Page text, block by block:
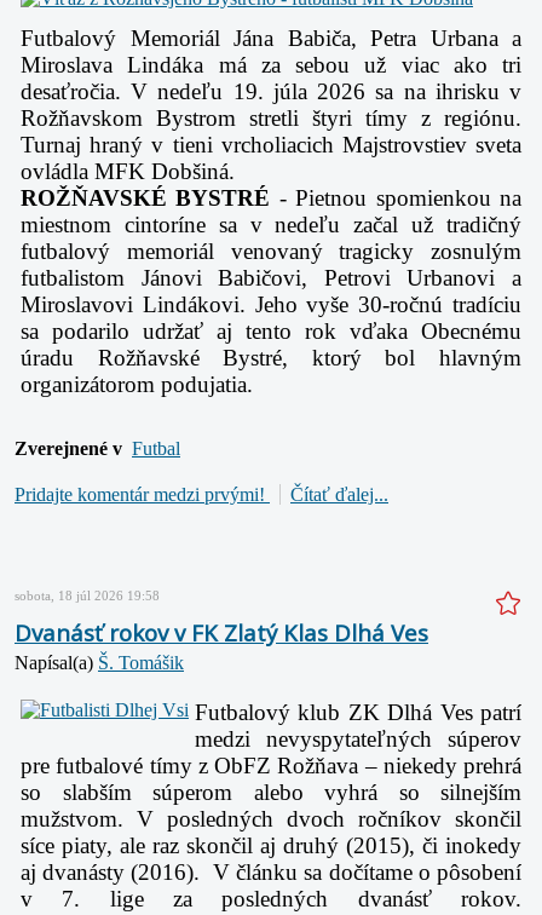
Futbalový Memoriál Jána Babiča, Petra Urbana a
Miroslava Lindáka má za sebou už viac ako tri
desaťročia. V nedeľu 19. júla 2026 sa na ihrisku v
Rožňavskom Bystrom stretli štyri tímy z regiónu.
Turnaj hraný v tieni vrcholiacich Majstrovstiev sveta
ovládla MFK Dobšiná.
ROŽŇAVSKÉ BYSTRÉ - Pietnou spomienkou na
miestnom cintoríne sa v nedeľu začal už tradičný
futbalový memoriál venovaný tragicky zosnulým
futbalistom Jánovi Babičovi, Petrovi Urbanovi a
Miroslavovi Lindákovi. Jeho vyše 30-ročnú tradíciu
sa podarilo udržať aj tento rok vďaka Obecnému
úradu Rožňavské Bystré, ktorý bol hlavným
organizátorom podujatia.
Zverejnené v Futbal
Pridajte komentár medzi prvými! Čítať ďalej...
sobota, 18 júl 2026 19:58
Dvanásť rokov v FK Zlatý Klas Dlhá Ves
Napísal(a) Š. Tomášik
Futbalový klub ZK Dlhá Ves patrí
medzi nevyspytateľných súperov
pre futbalové tímy z ObFZ Rožňava – niekedy prehrá
so slabším súperom alebo vyhrá so silnejším
mužstvom. V posledných dvoch ročníkov skončil
síce piaty, ale raz skončil aj druhý (2015), či inokedy
aj dvanásty (2016). V článku sa dočítame o pôsobení
v 7. lige za posledných dvanásť rokov.